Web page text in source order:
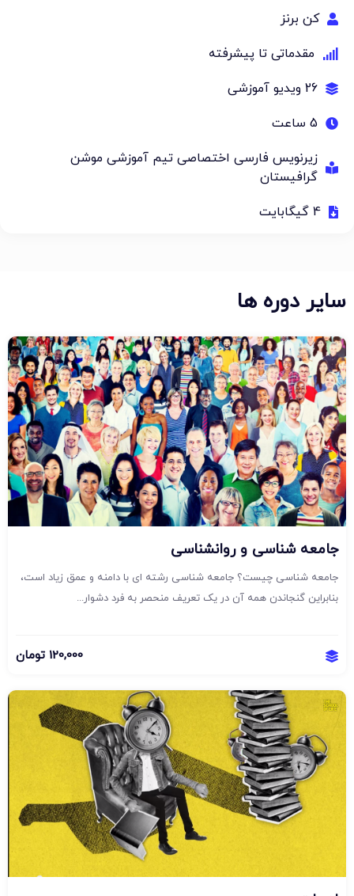
کن برنز
مقدماتی تا پیشرفته
26 ویدیو آموزشی
5 ساعت
زیرنویس فارسی اختصاصی تیم آموزشی موشن
گرافیستان
4 گیگابایت
سایر دوره ها
جامعه شناسی و روانشناسی
جامعه شناسی چیست؟ جامعه شناسی رشته ای با دامنه و عمق زیاد است،
بنابراین گنجاندن همه آن در یک تعریف منحصر به فرد دشوار...
120,000 تومان